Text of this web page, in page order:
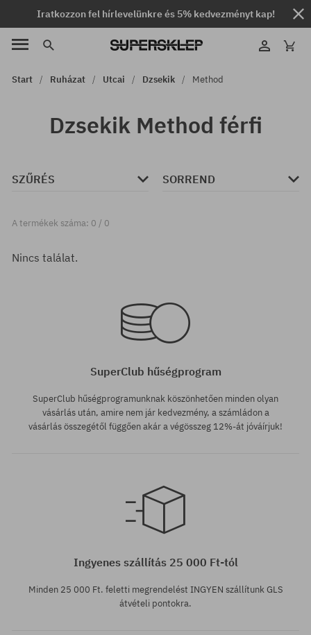
Iratkozzon fel hírlevelünkre és 5% kedvezményt kap!
Start Ruházat Utcai Dzsekik Method
Dzsekik Method férfi
SZŰRÉS SORREND
A termékek száma: 0 / 0
Nincs találat.
SuperClub hűségprogram
SuperClub hűségprogramunknak köszönhetően minden olyan
vásárlás után, amire nem jár kedvezmény, a számládon a
vásárlás összegétől függően akár a végösszeg 12%-át jóváírjuk!
Ingyenes szállítás 25 000 Ft-tól
Minden 25 000 Ft. feletti megrendelést INGYEN szállítunk GLS
átvételi pontokra.